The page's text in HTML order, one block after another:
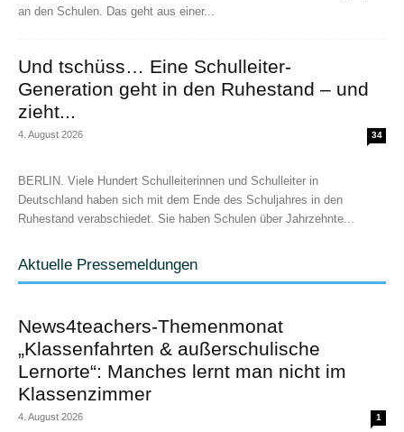
an den Schulen. Das geht aus einer...
Und tschüss… Eine Schulleiter-
Generation geht in den Ruhestand – und
zieht...
4. August 2026 34
BERLIN. Viele Hundert Schulleiterinnen und Schulleiter in
Deutschland haben sich mit dem Ende des Schuljahres in den
Ruhestand verabschiedet. Sie haben Schulen über Jahrzehnte...
Aktuelle Pressemeldungen
News4teachers-Themenmonat
„Klassenfahrten & außerschulische
Lernorte“: Manches lernt man nicht im
Klassenzimmer
4. August 2026 1